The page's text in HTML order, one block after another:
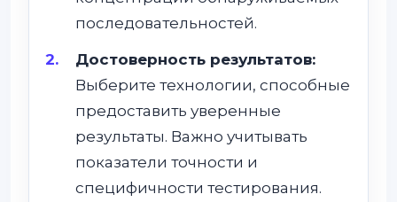
последовательностей.
Достоверность результатов:
Выберите технологии, способные
предоставить уверенные
результаты. Важно учитывать
показатели точности и
специфичности тестирования.